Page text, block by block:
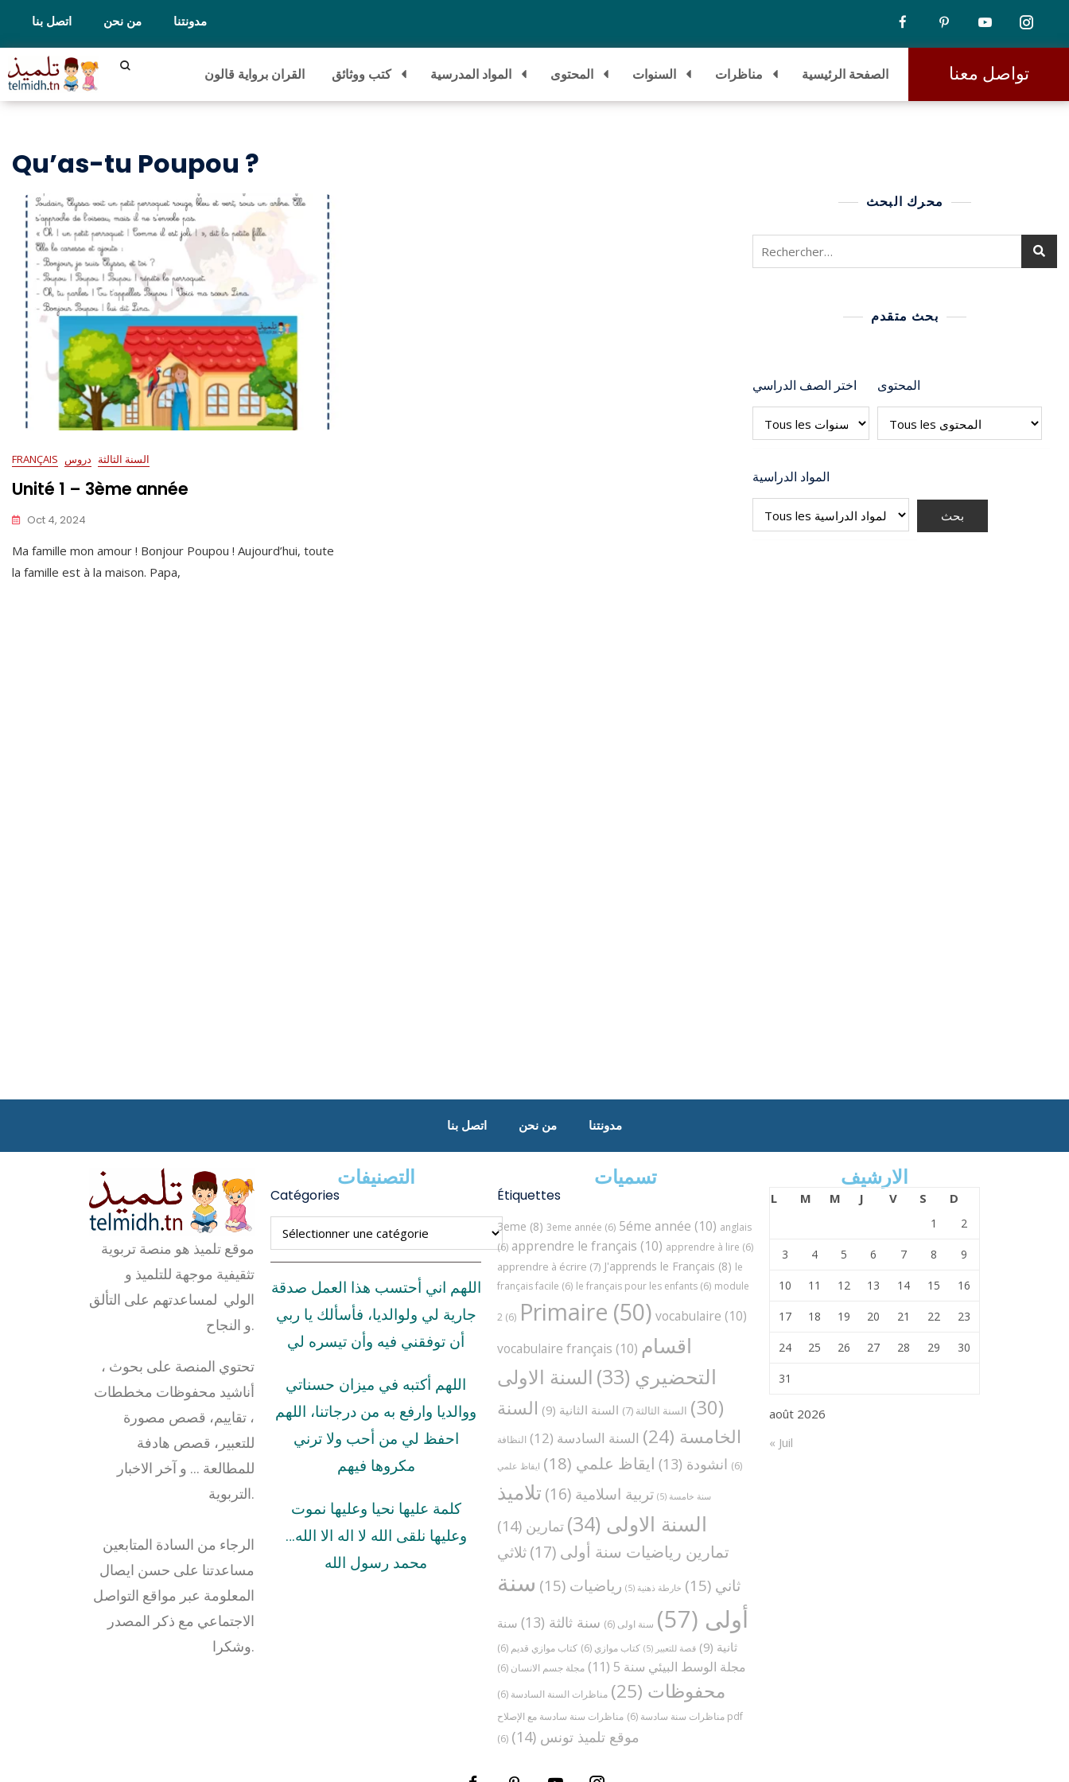
اتصل بنا من نحن مدونتنا
القران برواية قالون كتب ووثائق المواد المدرسية المحتوى السنوات مناظرات الصفحة الرئيسية تواصل معنا
Qu’as-tu Poupou ?
FRANÇAIS السنة الثالثة دروس
Unité 1 – 3ème année
Oct 4, 2024
Ma famille mon amour ! Bonjour Poupou ! Aujourd’hui, toute
la famille est à la maison. Papa,
محرك البحث
بحث متقدم
اختر الصف الدراسي المحتوى
المواد الدراسية
اتصل بنا من نحن مدونتنا
موقع تلميذ هو منصة تربوية
تثقيفية موجهة للتلميذ و
الولي لمساعدتهم على التألق
و النجاح.
تحتوي المنصة على بحوث ،
أناشيد محفوظات مخططات
، تقاييم، قصص مصورة
للتعبير، قصص هادفة
للمطالعة … و آخر الاخبار
التربوية.
الرجاء من السادة المتابعين
مساعدتنا على حسن ايصال
المعلومة عبر مواقع التواصل
الاجتماعي مع ذكر المصدر
وشكرا.
التصنيفات
Catégories
اللهم اني أحتسب هذا العمل صدقة
جارية لي ولوالديا، فأسألك يا ربي
أن توفقني فيه وأن تيسره لي
اللهم أكتبه في ميزان حسناتي
ووالديا وارفع به من درجاتنا، اللهم
احفظ لي من أحب ولا ترني
مكروها فيهم
كلمة عليها نحيا وعليها نموت
وعليها نلقى الله لا اله الا الله…
محمد رسول الله
تسميات
Étiquettes
3eme (8) 3eme année (6) 5éme année (10) anglais
(6) apprendre le français (10) apprendre à lire (6)
apprendre à écrire (7) J'apprends le Français (8) le
français facile (6) le français pour les enfants (6) module
2 (6) Primaire (50) vocabulaire (10)
vocabulaire français (10) اقسام
التحضيري (33)
السنة الاولى
(30)
السنة الثالثة (7) السنة الثانية (9)
السنة
الخامسة (24) السنة السادسة (12)
النظافة
(6)
انشودة (13) ايقاظ علمي (18) ايقاظ علمي
سنة خامسة (5) تربية اسلامية (16)
تلاميذ
السنة الاولى (34) تمارين (14)
تمارين رياضيات سنة أولى (17)
ثلاثي
ثاني (15) خارطة ذهنية (5) رياضيات (15)
سنة
أولى (57) سنة اولى (6) سنة ثالثة (13)
سنة
ثانية (9) قصة للتعبير (5) كتاب موازي (6) كتاب موازي قديم (6)
مجلة الوسط البيئي سنة 5 (11) مجلة جسم الانسان (6)
محفوظات (25) مناظرات السنة السادسة (6)
مناظرات سنة سادسة (6)
مناظرات سنة سادسة مع الإصلاح pdf
(6)
موقع تلميذ تونس (14)
الارشيف
août 2026
L M M J V S D
1 2
3 4 5 6 7 8 9
10 11 12 13 14 15 16
17 18 19 20 21 22 23
24 25 26 27 28 29 30
31
« Juil